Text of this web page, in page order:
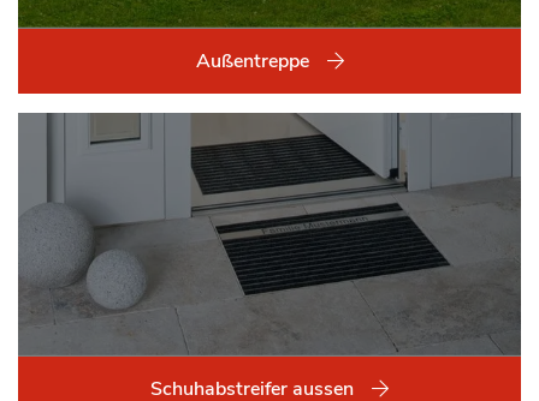
Außentreppe
Schuhabstreifer aussen